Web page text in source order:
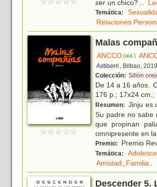
ser un chico?...
Temática:
Relaciones
Malas
ANCCO(aut.)
Astiberri , Bilbao, 2019
Colección: Sillón
De 14 a 16 años.
176 p.; 17x24 cm.;
Resumen: Jinju es
Su padre no sabe
que propinan
omnipresente en la
Premio: Premio
Temática:
Amistad , Familia.
Descender 5.